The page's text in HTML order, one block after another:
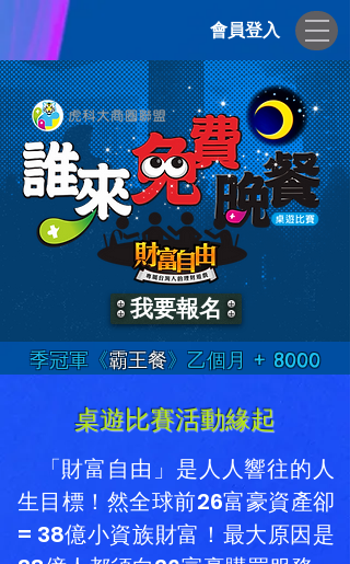
會員登入
我要報名
季冠軍《霸王餐》乙個月 + 8000
桌遊比賽活動緣起
「財富自由」是人人響往的人
生目標！然全球前26富豪資產卻
= 38億小資族財富！最大原因是